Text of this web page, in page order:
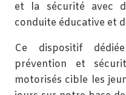
et la sécurité avec
conduite éducative et
Ce dispositif
prévention et
motorisés cible les